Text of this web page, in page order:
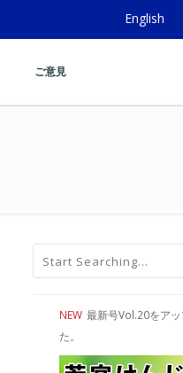
English
ご意見
NEW 最新号Vol.20をアッ
た。